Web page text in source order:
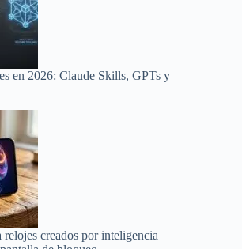
en 2026: Claude Skills, GPTs y
creados por inteligencia